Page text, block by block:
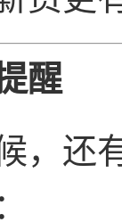
醒
，还